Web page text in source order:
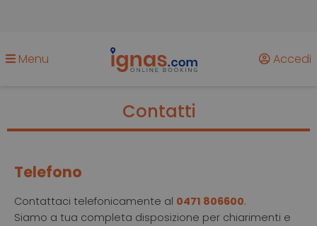
Menu Accedi
Contatti
Telefono
Contattaci telefonicamente al 0471 806600.
Siamo a tua completa disposizione per chiarimenti e